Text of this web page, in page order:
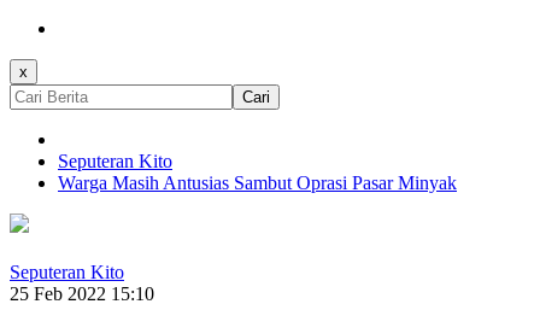
x
Cari
Seputeran Kito
Warga Masih Antusias Sambut Oprasi Pasar Minyak
Seputeran Kito
25 Feb 2022 15:10